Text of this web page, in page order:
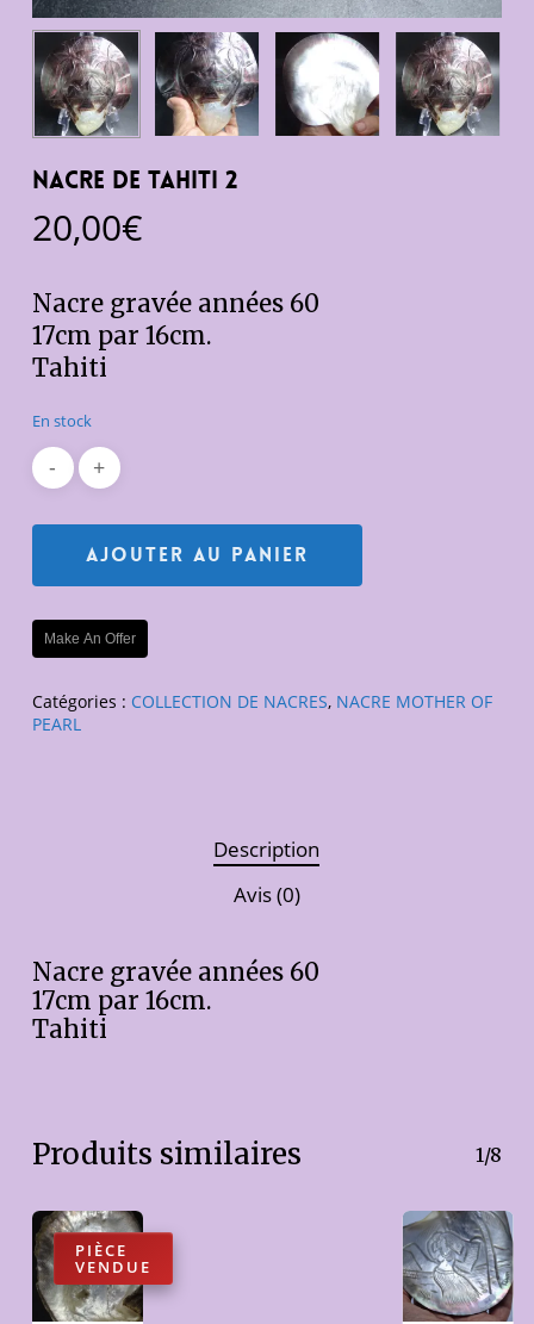
Nacre de Tahiti 2
20,00€
Nacre gravée années 60
17cm par 16cm.
Tahiti
En stock
Ajouter Au Panier
Make An Offer
Catégories : COLLECTION DE NACRES, NACRE MOTHER OF
PEARL
Description
Avis (0)
Nacre gravée années 60
17cm par 16cm.
Tahiti
Produits similaires 1/8